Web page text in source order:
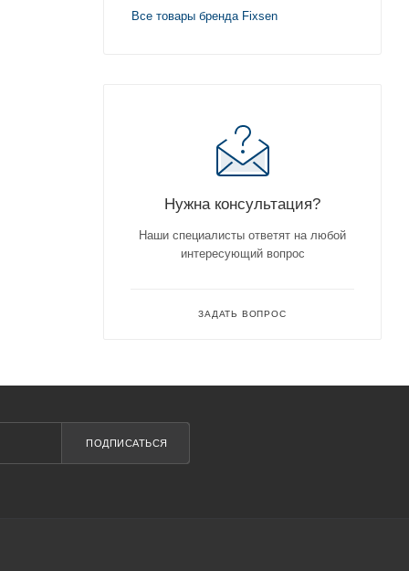
Все товары бренда Fixsen
Нужна консультация?
Наши специалисты ответят на любой
интересующий вопрос
ЗАДАТЬ ВОПРОС
ПОДПИСАТЬСЯ